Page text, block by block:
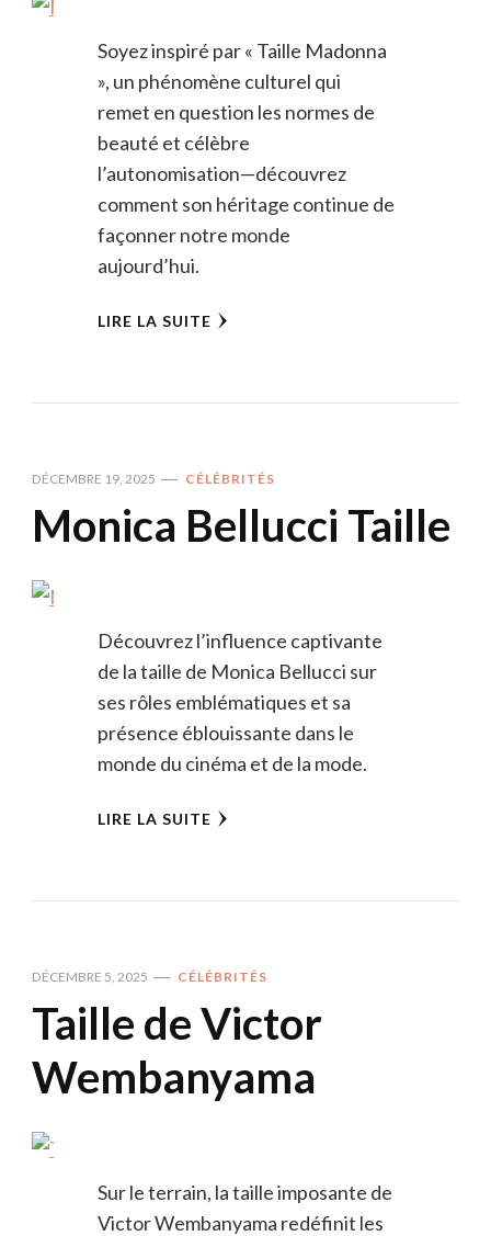
Soyez inspiré par « Taille Madonna
», un phénomène culturel qui
remet en question les normes de
beauté et célèbre
l’autonomisation—découvrez
comment son héritage continue de
façonner notre monde
aujourd’hui.
LIRE LA SUITE
DÉCEMBRE 19, 2025 CÉLÉBRITÉS
Monica Bellucci Taille
Découvrez l’influence captivante
de la taille de Monica Bellucci sur
ses rôles emblématiques et sa
présence éblouissante dans le
monde du cinéma et de la mode.
LIRE LA SUITE
DÉCEMBRE 5, 2025 CÉLÉBRITÉS
Taille de Victor
Wembanyama
Sur le terrain, la taille imposante de
Victor Wembanyama redéfinit les